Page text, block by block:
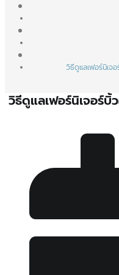
วิธีดูแลเฟอร์นิเจ
วิธีดูแลเฟอร์นิเจอร์